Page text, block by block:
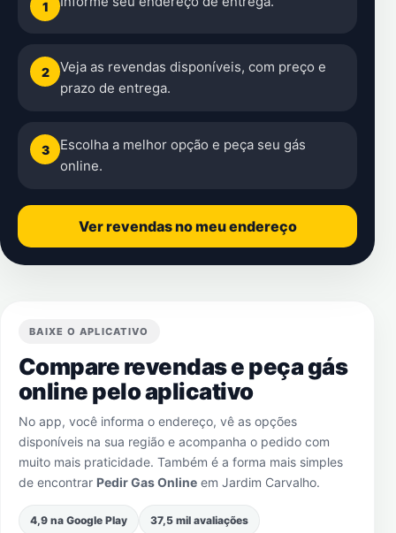
1
2
Veja as revendas disponíveis, com preço e
prazo de entrega.
3
Escolha a melhor opção e peça seu gás
online.
Ver revendas no meu endereço
BAIXE O APLICATIVO
Compare revendas e peça gás
online pelo aplicativo
No app, você informa o endereço, vê as opções
disponíveis na sua região e acompanha o pedido com
muito mais praticidade. Também é a forma mais simples
de encontrar Pedir Gas Online em Jardim Carvalho.
4,9 na Google Play 37,5 mil avaliações